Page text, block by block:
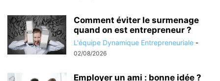
Comment éviter le surmenage
quand on est entrepreneur ?
L'équipe Dynamique Entrepreneuriale -
02/08/2026
Employer un ami : bonne idée ?